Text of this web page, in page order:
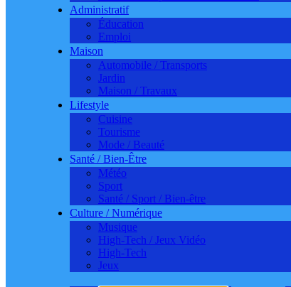
Administratif
Éducation
Emploi
Maison
Automobile / Transports
Jardin
Maison / Travaux
Lifestyle
Cuisine
Tourisme
Mode / Beauté
Santé / Bien-Être
Météo
Sport
Santé / Sport / Bien-être
Culture / Numérique
Musique
High-Tech / Jeux Vidéo
High-Tech
Jeux